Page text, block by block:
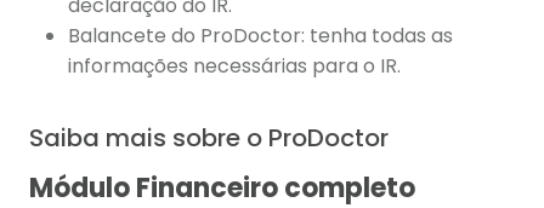
Balancete do ProDoctor: tenha todas as
informações necessárias para o IR.
Saiba mais sobre o ProDoctor
Módulo Financeiro completo